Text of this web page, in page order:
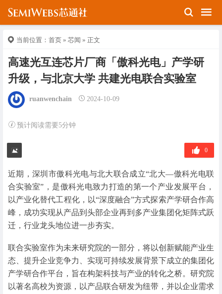
当前位置： 首页 » 芯闻 » 正文
高速光互连芯片厂商「傲科光电」产学研
升级，与北京大学 共建光电联合实验室
ruanwenchain 2024-10-09
预计阅读需要5分钟
0
近期，深圳市傲科光电与北大联合成立“北大—傲科光电联
合实验室”，是傲科光电致力打造的第一个产业发展平台，
以产业化替代工程化，以“深度融合”方式探索产学研合作高
峰，成功实现从产品到头部企业再到多产业集团化矩阵式跃
迁，行业龙头地位进一步夯实。
联合实验室作为未来研究院的一部分，将以创新赋能产业生
态、提升企业竞争力、实现可持续发展背景下成立的集团化
产学研合作平台，旨在构架科技与产业的转化之桥。研究院
以著名高校为资源，以产品联合研发为纽带，并以企业需求